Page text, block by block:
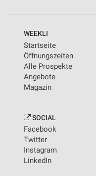
WEEKLI
Startseite
Öffnungszeiten
Alle Prospekte
Angebote
Magazin
SOCIAL
Facebook
Twitter
Instagram
LinkedIn